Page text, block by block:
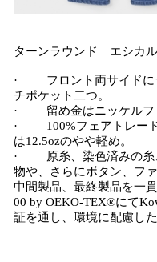
ターンラウンド エシカ
· フロント両サイドに
チポケット二つ。
· 留め金はニッケルフ
· 100%フェアトレード
は12.5ozのやや軽め。
· 原糸、染色済みの糸
物や、さらにボタン、フ
中間製品、最終製品を一
00 by OEKO-TEX®にて
証を通し、環境に配慮し